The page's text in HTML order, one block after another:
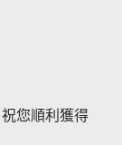
您順利獲得